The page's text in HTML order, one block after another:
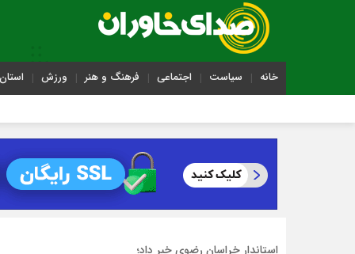
خانه سیاست اجتماعی فرهنگ و هنر ورزش
استاندار خراسان رضوی خبر داد؛